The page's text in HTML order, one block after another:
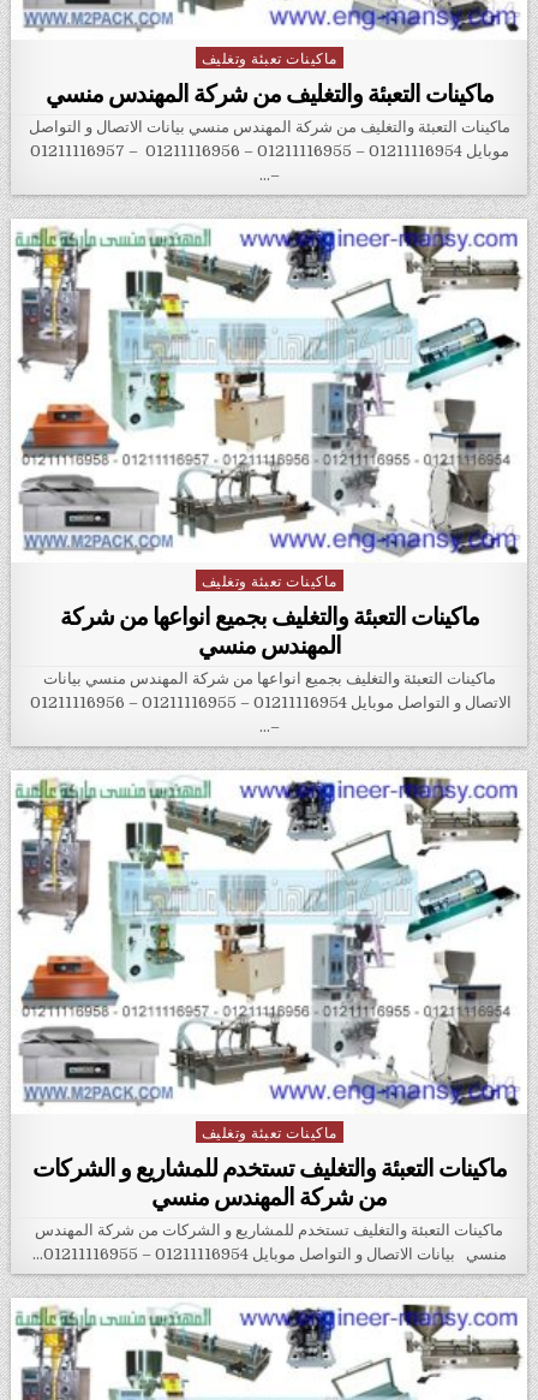
Posted in
ماكينات تعبئة وتغليف
ماكينات التعبئة والتغليف من شركة المهندس منسي
ماكينات التعبئة والتغليف من شركة المهندس منسي بيانات الاتصال و التواصل
موبايل 01211116954 – 01211116955 – 01211116956 – 01211116957
–…
Posted in
ماكينات تعبئة وتغليف
ماكينات التعبئة والتغليف بجميع انواعها من شركة
المهندس منسي
ماكينات التعبئة والتغليف بجميع انواعها من شركة المهندس منسي بيانات
–…
Posted in
ماكينات تعبئة وتغليف
ماكينات التعبئة والتغليف‏ تستخدم للمشاريع و الشركات
من شركة المهندس منسي
ماكينات التعبئة والتغليف‏ تستخدم للمشاريع و الشركات من شركة المهندس
منسي بيانات الاتصال و التواصل موبايل 01211116954 – 01211116955…